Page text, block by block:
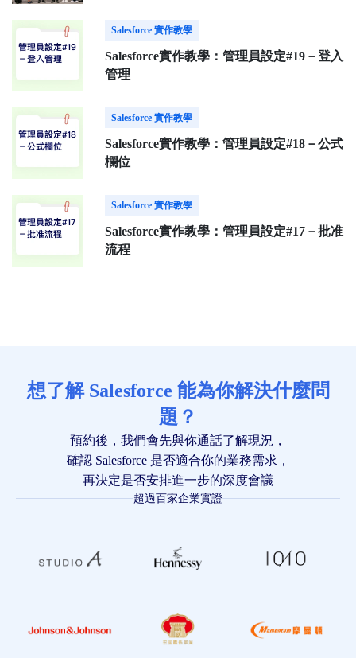
Salesforce 實作教學
Salesforce實作教學：管理員設定#19－登入
管理
Salesforce 實作教學
Salesforce實作教學：管理員設定#18－公式
欄位
Salesforce 實作教學
Salesforce實作教學：管理員設定#17－批准
流程
想了解 Salesforce 能為你解決什麼問
題？
預約後，我們會先與你通話了解現況，
確認 Salesforce 是否適合你的業務需求，
再決定是否安排進一步的深度會議
超過百家企業實證